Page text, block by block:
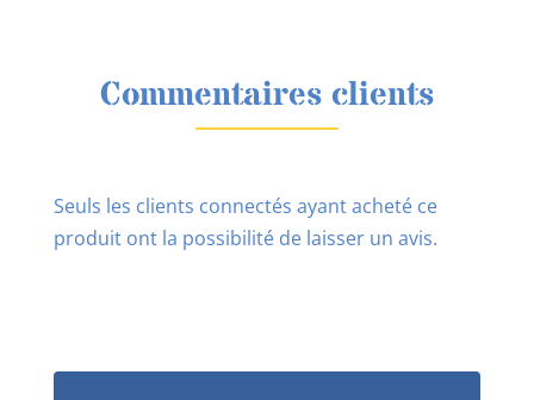
Commentaires clients
Seuls les clients connectés ayant acheté ce
produit ont la possibilité de laisser un avis.